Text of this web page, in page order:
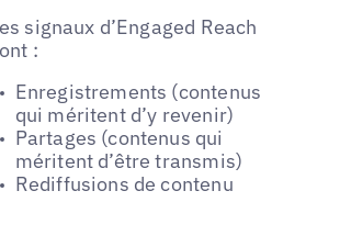
signaux d’Engaged Reach
:
Enregistrements (contenus
qui méritent d’y revenir)
Partages (contenus qui
méritent d’être transmis)
Rediffusions de contenu